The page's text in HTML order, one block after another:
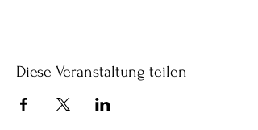
Diese Veranstaltung teilen